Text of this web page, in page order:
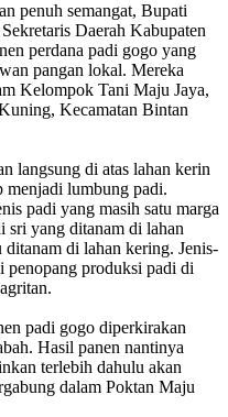
penuh semangat, Bupati
Daerah Kabupaten
perdana padi gogo yang
pangan lokal. Mereka
Kelompok Tani Maju Jaya,
Kecamatan Bintan
langsung di atas lahan kerin
menjadi lumbung padi.
padi yang masih satu marga
sri yang ditanam di lahan
di lahan kering. Jenis-
penopang produksi padi di
padi gogo diperkirakan
Hasil panen nantinya
terlebih dahulu akan
dalam Poktan Maju